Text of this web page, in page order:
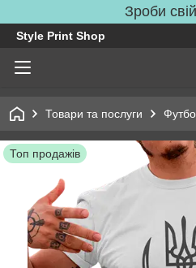
Зроби
Style Print Shop
Товари та послуги
Топ продажів